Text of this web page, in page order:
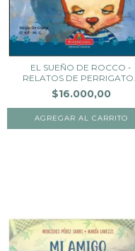
EL SUEÑO DE ROCCO -
RELATOS DE PERRIGATO...
$16.000,00